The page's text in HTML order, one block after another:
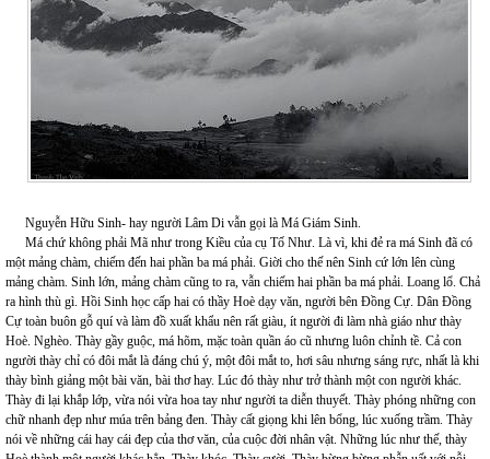
Nguyễn Hữu Sinh- hay người Lâm Di vẫn gọi là Má Giám Sinh.
Má chứ không phải Mã như trong Kiều của cụ Tố Như. Là vì, khi đẻ ra má Sinh đã có
một mảng chàm, chiếm đến hai phần ba má phải. Giời cho thế nên Sinh cứ lớn lên cùng
mảng chàm. Sinh lớn, mảng chàm cũng to ra, vẫn chiếm hai phần ba má phải. Loang lổ. Chả
ra hình thù gì. Hồi Sinh học cấp hai có thầy Hoè dạy văn, người bên Đồng Cự. Dân Đồng
Cự toàn buôn gỗ quí và làm đồ xuất khẩu nên rất giàu, ít người đi làm nhà giáo như thày
Hoè. Nghèo. Thày gầy guộc, má hõm, mặc toàn quần áo cũ nhưng luôn chỉnh tề. Cả con
người thày chỉ có đôi mắt là đáng chú ý, một đôi mắt to, hơi sâu nhưng sáng rực, nhất là khi
thày bình giảng một bài văn, bài thơ hay. Lúc đó thày như trở thành một con người khác.
Thày đi lại khắp lớp, vừa nói vừa hoa tay như người ta diễn thuyết. Thày phóng những con
chữ nhanh đẹp như múa trên bảng đen. Thày cất giọng khi lên bổng, lúc xuống trầm. Thày
nói về những cái hay cái đẹp của thơ văn, của cuộc đời nhân vật. Những lúc như thế, thày